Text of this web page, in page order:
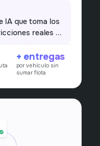
horas y dependía
Ante un pico
rehacer todo el
IA que toma los
reales —
ventanas
y arma el
va en qué
de paradas
ajusta en vez de
recalcular
+ entregas
por vehículo sin
sumar flota